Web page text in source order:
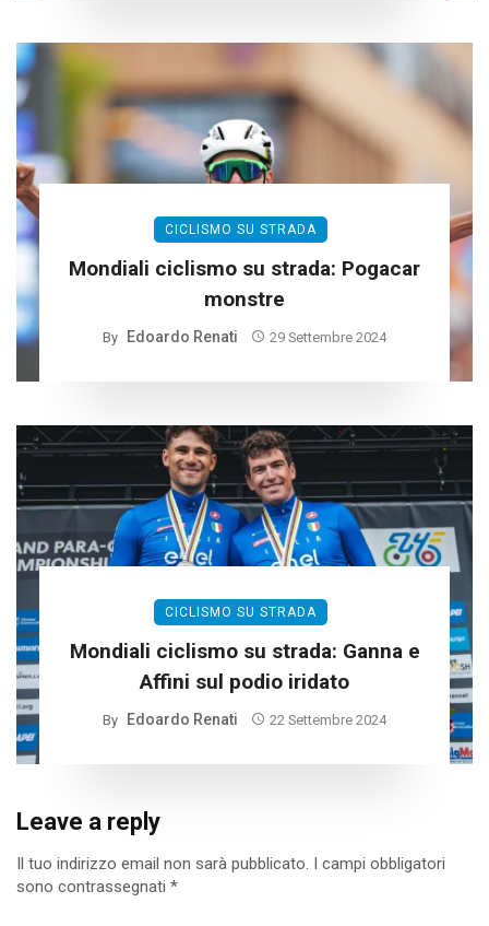
CICLISMO SU STRADA
Mondiali ciclismo su strada: Pogacar
monstre
By Edoardo Renati 29 Settembre 2024
CICLISMO SU STRADA
Mondiali ciclismo su strada: Ganna e
Affini sul podio iridato
By Edoardo Renati 22 Settembre 2024
Leave a reply
Il tuo indirizzo email non sarà pubblicato. I campi obbligatori
sono contrassegnati *